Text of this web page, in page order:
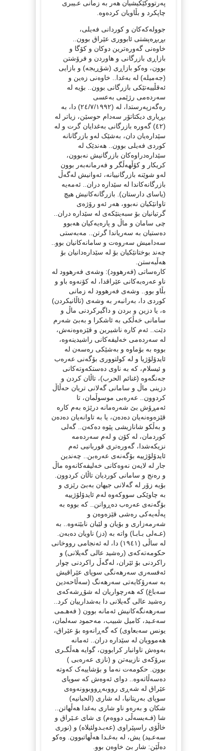
پەرتووکێکیشیان هەر بە زمانی عـیبری
چاپکرد و بڵاویان کردەوە.
جوولەکەکان و کوردانی فەیلی،
بڕبڕەپشتی ئابووری عێراق بوون..
خاوەنی گەورەترین دوکان و کۆگا و
بازاڕی بازرگانی و هاوردن و فرۆشتن
بوون، وەکو بازاڕی (شۆڕیجە) و بازايی
(جەمیلە) لە بەغدا.. خاوەنی زەین و
ئەقڵییەتێکی بازرگانی بوون.. بۆیە لە
سەردەمی رژێمی بەعسی
رەگەزپەرستدا، لە (٢٤/٧/١٩٩٢) دا، بە
بڕیاری دیکتاتۆر سەدام حوسێن، زیاتر لە
(٤٢) گەورە بازرگانی بەغدایان گرت و لە
سێدارەیان دان، بەشێک لەو بازرگانانە
کوردی فەیلی بوون.. هەندێک لە
سێدارەدراوەکان بازرگانیش نەبوون،
کریکار و کۆڵهەڵگر و فەرمانەبەر بوون
لەو شوێنە بازرگانییانە، ئەوانیش لەگەڵ
بازرگانەکاندا لە سێدارە دران.. ئەمەیە
(یاسای دارستان). بازرگانەکانیش هیچ
تاوانێکیان نەبوو، هەر ئەو رۆژەی
گرتیانیان بۆ سبەینێکەی لە سێدارە دران..
چی سامان و ماڵ و پارەیەکیان هەبوو
دەستیان بە سەریاندا گرتن.. مەبەستی
سەدامیش سەروەت و سامانەکانیان بوو..
چەند بوختانێکیان بۆ لە سێدارەدانیان بۆ
هەڵبەستن.
کارەساتی (فه‌رهوود): وشەی فەرهوود لە
ناو عەرەبەکانی عێراقدا، لە کۆنەوە باو و
بڵاو بوو.. وشەی فەرهوود لە زمانی
کوردی دا، بەرانبەر بە وشەی (تاڵانیکردن)
ە، یا دزین و بردن و داگیرکردنی ماڵ و
سامانی خەڵکی بە ئاشکرا و بەبێ شەرم
دێت.. ئەم کارە ناشیرین و قێزەوەنەش،
لە سەردەمی خەلیفەکانی راشیدینەوە،
بووە بە بۆماوە و بەشێکی رەسەن لە
ئایدۆلۆژیا و لە کولتووری بۆگەنی عەرەب
و ئیسلام، کە بە ناوی دەستکەوتەکانی
جەنگەوە (غنائم الحرب)، تاڵان کردن و
دزینی ماڵ و سامانی گەلانی تریان حەڵاڵ
کردوون.. عەرەبی موسوڵمان، تا
ئەمڕۆش بێ شەرەمانە درێژە بەم کارە
قێزەوەنەیان دەدەن، یا بە تاوانەیان دەدەن
و بەڵکو شانازیشی پێوە دەکەن.. گەلی
کوردمان، لە کۆن و لەم سەردەمە
نزیکەشدا، گەورەتری قوربانیی ئەم
ئایدۆلۆژییە بۆگەنەی عەرەبن.. چەندین
جار لە لایەن نەوەکانی خەلیفەکانەوە ماڵ
و رەنج و سامانی کوردیان تاڵان کردوون.
بۆیە زۆر لە گەلانی جیهان بەبێ رێزی و
بە چاوێکی سووکەوە لەم ئایدۆلۆژییە
بۆگەنەی عەرەب دەڕوانن.. کە بووە بە
پەڵەیەکی رەشی قێزەوەن و
شەرمەزاری و بۆیان و لێیان نابێتەوە.. بە
(عـەلی بـابـا) واتە بە (دز) ناویان دەبەن.
لە ساڵی (١٩٤١) دا، لە ئەنجامی رووخانی
حکومەتەکەی (رەشید عالی گەیلانی) و
راکردنی بۆ ئێران، لەگەڵ راکردنی چوار
ئەفسەری سەرهەنگی سوپای عێراقیش
بە سەرۆکایەتی سەرهەنگ (سەڵاحەدین
سەباغ) کە هەرچواریان لە شۆڕشەکەی
رەشید عالی گەیلانی دا بەشدارییان کرد..
سه‌رهه‌نگه‌كانیش ئه‌مانه‌ بوون ( فەهـمی
سەعـید، کامیل شبیب، مەحمود سەلمان،
یونس سەبعاوی) کە گەڕانەوە بۆ عێراق،
هەموویان لە سێدارە دران.. ئەمانە
بەوەش تاوانبار کرابوون، گوایە هەڵگـری
بیرۆکەی نازییەتن و (نازی عەرەبی )
بوون. حکومەت نەما و بۆشاییەک کەوتە
دەسەڵاتەوە.. دوای ئەوەش کە سوپای
عێراق لە شەڕی رووبەڕووبوونەوەی
سوپای بەریتانیا، لە شاری (الحبانیه‌)
شکان و بەرەو ناو شاری بەغدا هەڵهاتن..
شا (فـه‌یسه‌ڵی دووه‌م) ی شای عـێراق و
خاڵۆی راسپێراوی (عه‌بـدولئیلاه‌) و (نوری
سه‌عـید) یش، لە بەغـدا هەڵهاتبوون. وەکو
دەڵێن: شار بێ خاوەن بوو.